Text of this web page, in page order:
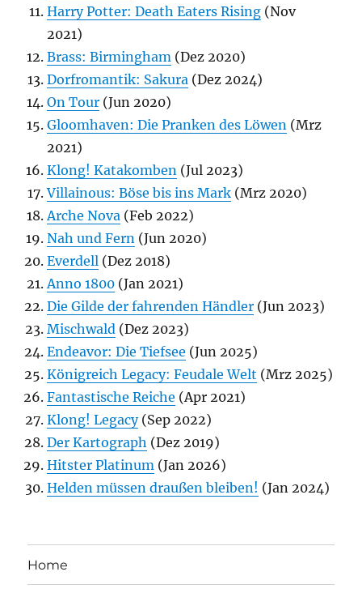
Harry Potter: Death Eaters Rising (Nov
2021)
Brass: Birmingham (Dez 2020)
Dorfromantik: Sakura (Dez 2024)
On Tour (Jun 2020)
Gloomhaven: Die Pranken des Löwen (Mrz
2021)
Klong! Katakomben (Jul 2023)
Villainous: Böse bis ins Mark (Mrz 2020)
Arche Nova (Feb 2022)
Nah und Fern (Jun 2020)
Everdell (Dez 2018)
Anno 1800 (Jan 2021)
Die Gilde der fahrenden Händler (Jun 2023)
Mischwald (Dez 2023)
Endeavor: Die Tiefsee (Jun 2025)
Königreich Legacy: Feudale Welt (Mrz 2025)
Fantastische Reiche (Apr 2021)
Klong! Legacy(Sep 2022)
Der Kartograph (Dez 2019)
Hitster Platinum (Jan 2026)
Helden müssen draußen bleiben! (Jan 2024)
Home